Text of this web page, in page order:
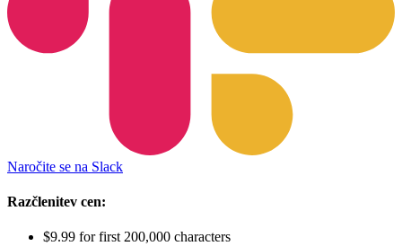
Naročite se na Slack
Razčlenitev cen:
$9.99 for first 200,000 characters